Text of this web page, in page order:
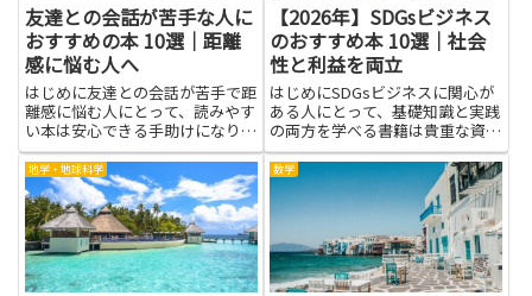
友達との会話が苦手な人に
おすすめの本 10選｜距離
感に悩む人へ
はじめに友達との会話が苦手で距
離感に悩む人にとって、読みやす
い本は安心できる手助けになりま
す。文章や具体例を通して、相手
の気持ちを想像する力や、聞き
方・話し方のコツ、自然な間合い
の取り方を学べます。本は失敗を
減らす練習の場にもなり、自分の
ペ...
【2026年】SDGsビジネス
のおすすめ本 10選｜社会
性と利益を両立
はじめにSDGsビジネスに関心が
ある人にとって、基礎知識と実践
の両方を学べる書籍は貴重な資源
になります。社会性と利益を両立
させる事業をつくるには、理念の
明確化、持続可能なビジネスモデ
ル、ステークホルダーとの協働、
成果を測る仕組みなど多面的な...
地学・地球科学 数学